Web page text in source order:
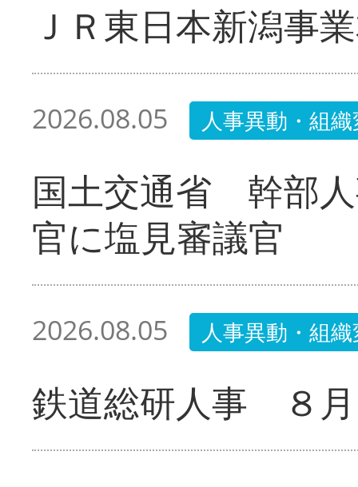
ＪＲ東日本新潟事
2026.08.05 人事異動・組
国土交通省 幹部
官に塩見審議官
2026.08.05 人事異動・組
鉄道総研人事 ８